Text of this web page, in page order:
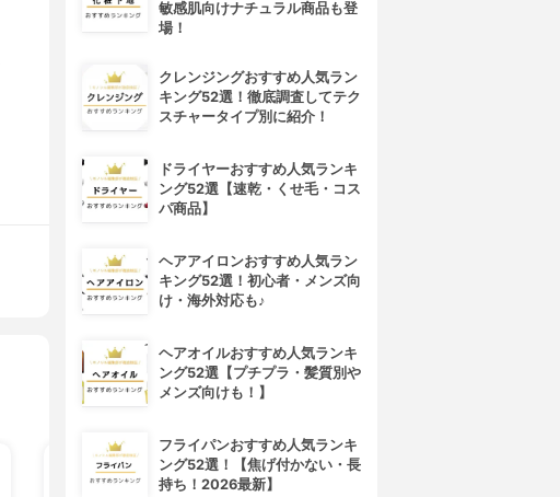
敏感肌向けナチュラル商品も登
場！
クレンジングおすすめ人気ラン
キング52選！徹底調査してテク
スチャータイプ別に紹介！
ドライヤーおすすめ人気ランキ
ング52選【速乾・くせ毛・コス
パ商品】
ヘアアイロンおすすめ人気ラン
キング52選！初心者・メンズ向
け・海外対応も♪
ヘアオイルおすすめ人気ランキ
ング52選【プチプラ・髪質別や
メンズ向けも！】
フライパンおすすめ人気ランキ
ング52選！【焦げ付かない・長
持ち！2026最新】